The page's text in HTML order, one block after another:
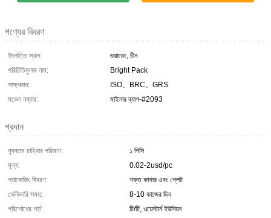
পণ্যের বিবরণ
উৎপত্তি স্থল:
গুয়াংডং, চীন
পরিচিতিমুলক নাম:
Bright Pack
সাক্ষ্যদান:
ISO、BRC、GRS
মডেল নম্বার:
মাইলার ব্যাগ-#2093
প্রদান
ন্যূনতম চাহিদার পরিমাণ:
১ পিসি
মূল্য:
0.02-2usd/pc
প্যাকেজিং বিবরণ:
শক্ত কাগজ এবং প্লেট
ডেলিভারি সময়:
8-10 কাজের দিন
পরিশোধের শর্ত:
টি/টি, ওয়েস্টার্ন ইউনিয়ন